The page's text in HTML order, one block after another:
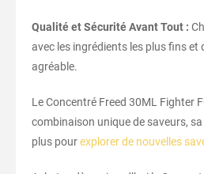
Qualité et Sécurité Avant Tout :
avec les ingrédients les plus fins
agréable.
Le Concentré Freed 30ML Fighter
combinaison unique de saveurs,
plus pourexplorer de nouvelles